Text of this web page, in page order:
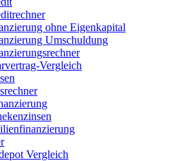
ohne Eigenkapital
Umschuldung
Vergleich
Vergleich